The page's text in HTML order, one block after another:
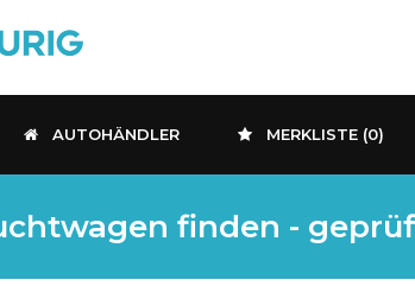
AUTOHÄNDLER MERKLISTE (0)
finden -